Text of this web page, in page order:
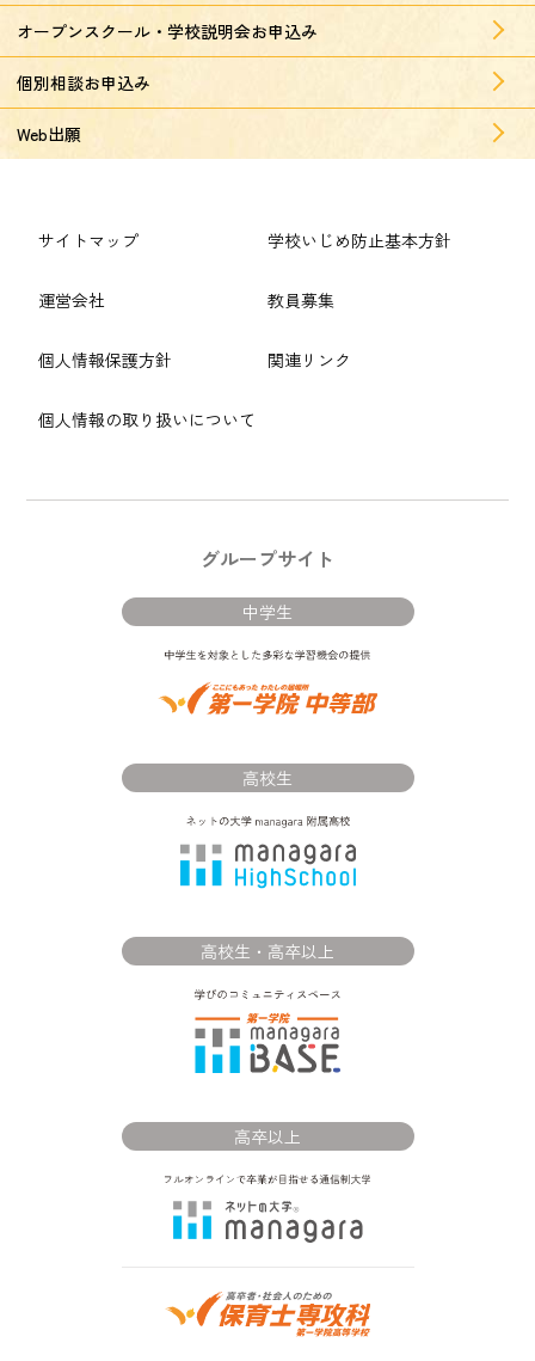
オープンスクール・学校説明会お申込み
個別相談お申込み
Web出願
サイトマップ
運営会社
個人情報保護方針
個人情報の取り扱いについて
学校いじめ防止基本方針
教員募集
関連リンク
グループサイト
中学生
高校生
高校生・高卒以上
高卒以上